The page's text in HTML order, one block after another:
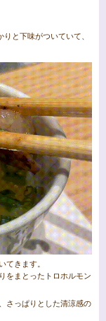
と下味がついていて、
てきます。
をまとったトロホルモン
さっぱりとした清涼感の